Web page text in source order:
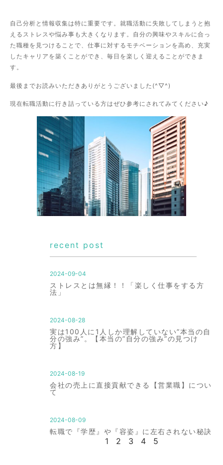
自己分析と情報収集は特に重要です。就職活動に失敗してしまうと抱
えるストレスや悩み事も大きくなります。自分の興味やスキルに合っ
た職種を見つけることで、仕事に対するモチベーションを高め、充実
したキャリアを築くことができ、毎日を楽しく迎えることができま
す。
最後までお読みいただきありがとうございました(^▽^)
現在転職活動に行き詰っている方はぜひ参考にされてみてください♪
recent post
2024-09-04
ストレスとは無縁！！「楽しく仕事をする方
法」
2024-08-28
実は100人に1人しか理解していない”本当の自
分の強み”。【本当の”自分の強み”の見つけ
方】
2024-08-19
会社の売上に直接貢献できる【営業職】につい
て
2024-08-09
転職で『学歴』や『容姿』に左右されない秘訣
1 2 3 4 5